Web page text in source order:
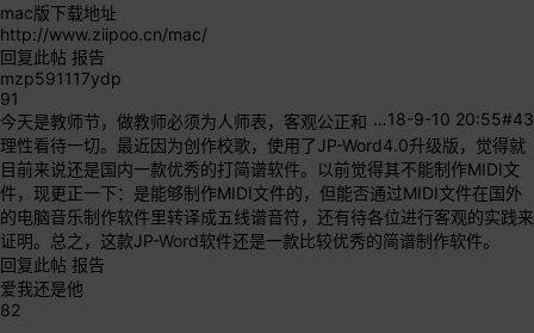
mac版下载地址
http://www.ziipoo.cn/mac/
回复此帖 报告
mzp591117ydp
91
#43
18-9-10 20:55
…
今天是教师节，做教师必须为人师表，客观公正和
理性看待一切。最近因为创作校歌，使用了JP-Word4.0升级版，觉得就
目前来说还是国内一款优秀的打简谱软件。以前觉得其不能制作MIDI文
件，现更正一下：是能够制作MIDI文件的，但能否通过MIDI文件在国外
的电脑音乐制作软件里转译成五线谱音符，还有待各位进行客观的实践来
证明。总之，这款JP-Word软件还是一款比较优秀的简谱制作软件。
回复此帖 报告
爱我还是他
82